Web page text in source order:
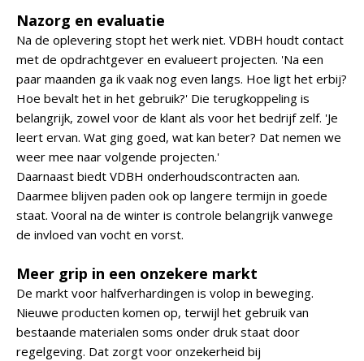
Nazorg en evaluatie
Na de oplevering stopt het werk niet. VDBH houdt contact
met de opdrachtgever en evalueert projecten. 'Na een
paar maanden ga ik vaak nog even langs. Hoe ligt het erbij?
Hoe bevalt het in het gebruik?' Die terugkoppeling is
belangrijk, zowel voor de klant als voor het bedrijf zelf. 'Je
leert ervan. Wat ging goed, wat kan beter? Dat nemen we
weer mee naar volgende projecten.'
Daarnaast biedt VDBH onderhoudscontracten aan.
Daarmee blijven paden ook op langere termijn in goede
staat. Vooral na de winter is controle belangrijk vanwege
de invloed van vocht en vorst.
Meer grip in een onzekere markt
De markt voor halfverhardingen is volop in beweging.
Nieuwe producten komen op, terwijl het gebruik van
bestaande materialen soms onder druk staat door
regelgeving. Dat zorgt voor onzekerheid bij